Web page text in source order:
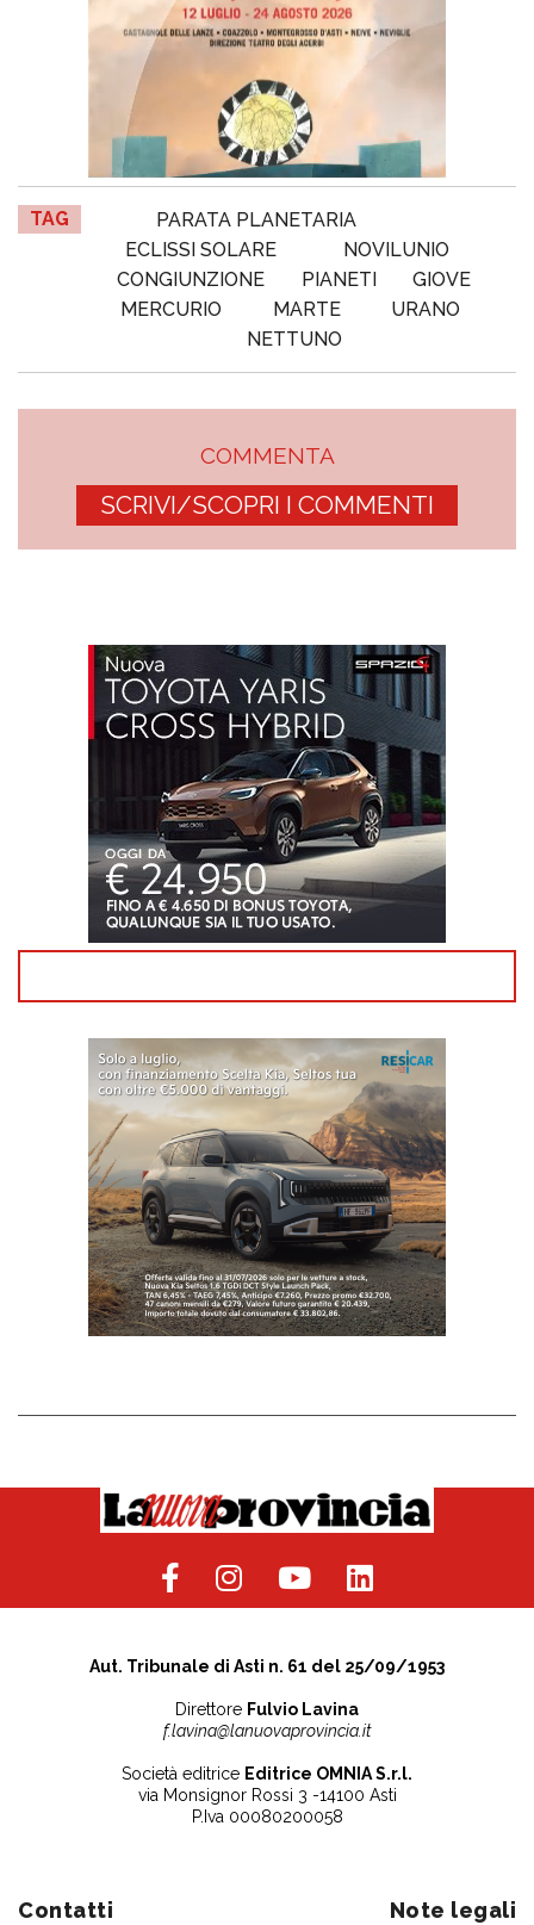
TAG
PARATA PLANETARIA
ECLISSI SOLARE
NOVILUNIO
CONGIUNZIONE
PIANETI
GIOVE
MERCURIO
MARTE
URANO
NETTUNO
COMMENTA
SCRIVI/SCOPRI I COMMENTI
Aut. Tribunale di Asti n. 61 del 25/09/1953
Direttore Fulvio Lavina
f.lavina@lanuovaprovincia.it
Società editrice Editrice OMNIA S.r.l.
via Monsignor Rossi 3 -14100 Asti
P.Iva 00080200058
Contatti Note legali